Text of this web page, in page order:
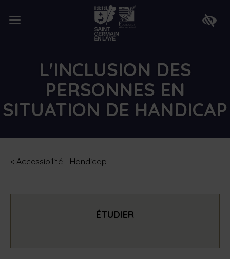
Ouvrir
Lien
de
retour
à
la
Faire
L'INCLUSION DES
PERSONNES EN
SITUATION DE HANDICAP
< Accessibilité - Handicap
ÉTUDIER